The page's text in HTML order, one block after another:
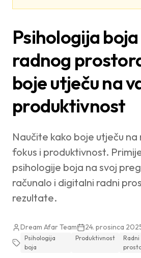
Psihologija
radnog
boje utječu na
produktivnost
Naučite kako boje utječu
fokus i produktivnost.
psihologije boja na svoj
računalo i digitalni radni
rezultate.
Dream Afar Team 24. prosinca
Psihologija
boja
Produktivnost
Radni